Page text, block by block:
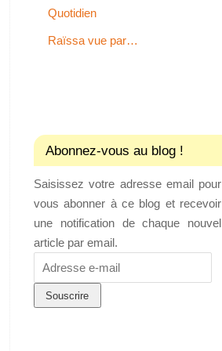
Quotidien
Raïssa vue par…
Abonnez-vous au blog !
Saisissez votre adresse email pour
vous abonner à ce blog et recevoir
une notification de chaque nouvel
article par email.
Adresse
e-
mail